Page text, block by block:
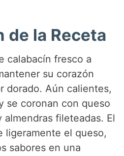
i
d
e
o
de la Receta
calabacín fresco a
su corazón
dorado. Aún calientes,
se coronan con queso
almendras fileteadas. El
ligeramente el queso,
sabores en una